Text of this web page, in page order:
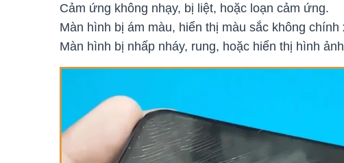
Cảm ứng không nhạy, bị liệt, hoặc loạn cảm ứng.
Màn hình bị ám màu, hiển thị màu sắc không chính
Màn hình bị nhấp nháy, rung, hoặc hiển thị hình